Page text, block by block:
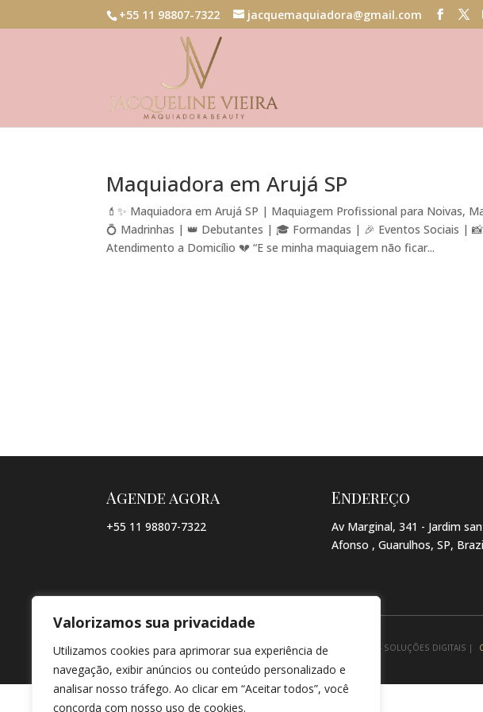
Valorizamos sua privacidade
Utilizamos cookies para aprimorar sua experiência de
navegação, exibir anúncios ou conteúdo personalizado e
analisar nosso tráfego. Ao clicar em “Aceitar todos”, você
concorda com nosso uso de cookies.
+55 11 98807-7322 jacquemaquiadora@gmail.com
Maquiadora em Arujá SP
💄✨ Maquiadora em Arujá SP | Maquiagem Profissional para Noivas,
💍 Madrinhas | 👑 Debutantes | 🎓 Formandas | 🎉 Eventos Sociais |
Atendimento a Domicílio 💔 “E se minha maquiagem não ficar...
Agende agora
+55 11 98807-7322
Endereço
Av Marginal, 341 - Jardim
Afonso , Guarulhos, SP,
© COPYRIGHT 2026 → JACQUELINE VIEIRA MAKEUP → POR: CONEKI - SOLUÇÕES DIGITAIS |